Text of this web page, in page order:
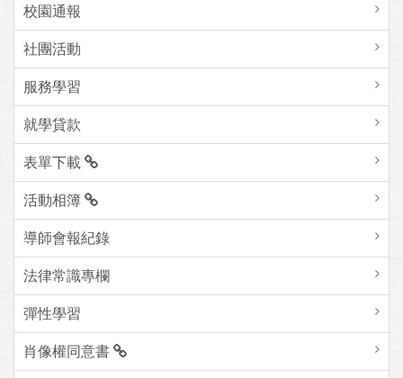
校園通報
社團活動
服務學習
就學貸款
表單下載
活動相簿
導師會報紀錄
法律常識專欄
彈性學習
肖像權同意書